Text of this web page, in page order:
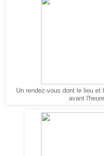
Un rendez-vous dont le lieu et
avant